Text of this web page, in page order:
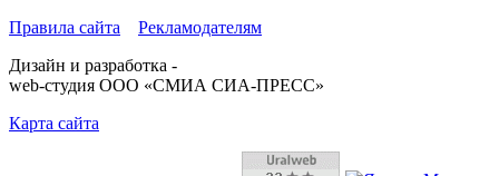
Правила сайта
Рекламодателям
Дизайн и разработка -
web-студия ООО «СМИА СИА-ПРЕСС»
Карта сайта